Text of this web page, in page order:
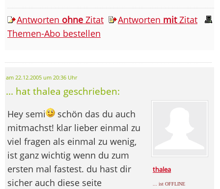
Antworten ohne Zitat Antworten mitZitat
Themen-Abo bestellen
am 22.12.2005 um 20:36 Uhr
... hat thalea geschrieben:
thalea
... ist OFFLINE
Hey semi
schön das du auch
mitmachst! klar lieber einmal zu
viel fragen als einmal zu wenig,
ist ganz wichtig wenn du zum
ersten mal fastest. du hast dir
sicher auch diese seite